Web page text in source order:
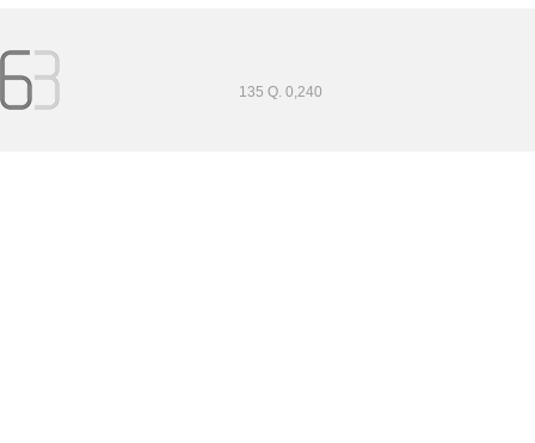
135 Q. 0,240